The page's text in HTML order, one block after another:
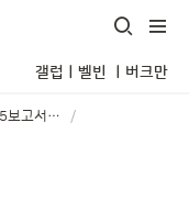
갤럽ㅣ벨빈 ㅣ버크만
갤럽 강점검사 TOP5보고서를 활용한 글로벌제약회사 부서워크숍 프로그램 진행후기 /